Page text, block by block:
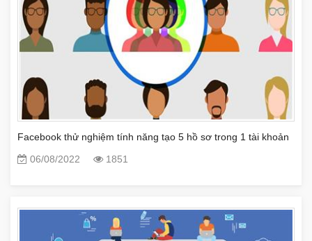
Facebook thử nghiệm tính năng tạo 5 hồ sơ trong 1 tài khoản
06/08/2022
1851